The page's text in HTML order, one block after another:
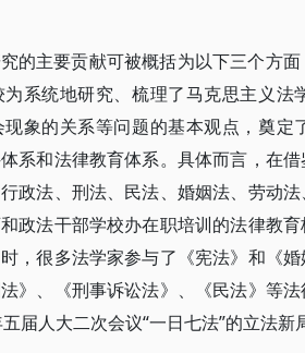
的主要贡献可被概括为以下三个方
系统地研究、梳理了马克思主义
象的关系等问题的基本观点，奠
系和法律教育体系。具体而言，在
政法、刑法、民法、婚姻法、劳动
政法干部学校办在职培训的法律教
，很多法学家参与了《宪法》和《
》、《刑事诉讼法》、《民法》等
届人大二次会议“一日七法”的立法新